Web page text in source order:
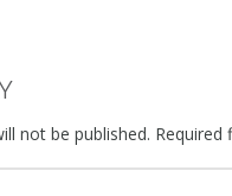
not be published. Required